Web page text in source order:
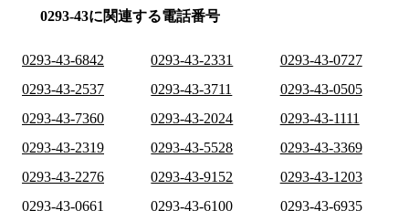
0293-43に関連する電話番号
0293-43-6842 0293-43-2331
0293-43-0727
0293-43-2537
0293-43-3711
0293-43-0505
0293-43-7360
0293-43-2024
0293-43-1111
0293-43-2319
0293-43-5528
0293-43-3369
0293-43-2276
0293-43-9152
0293-43-1203
0293-43-0661
0293-43-6100
0293-43-6935